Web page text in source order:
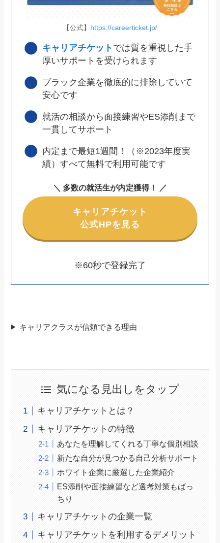
【公式】 https://careerticket.jp/
キャリアチケット では質を重視した手
厚いサポートを受けられます
ブラック企業を徹底的に排除していて
安心です
就活の相談から面接練習やES添削まで
一貫してサポート
内定まで最短1週間！（※2023年度実
績）すべて無料で利用可能です
＼ 多数の就活生が内定獲得！ ／
キャリアチケット
公式HPを見る
※60秒で登録完了
キャリアクラスが信頼できる理由
気になる見出しをタップ
キャリアチケットとは？
キャリアチケットの特徴
あなたを理解してくれる丁寧な個別相談
新たな自分が見つかる自己分析サポート
ホワイト企業に厳選した企業紹介
ES添削や面接練習など選考対策もばっ
ちり
キャリアチケットの企業一覧
キャリアチケットを利用するデメリット